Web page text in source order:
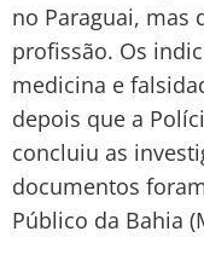
no Paraguai, mas
profissão. Os
medicina e
depois que a
concluiu as
documentos
Público da Bahia